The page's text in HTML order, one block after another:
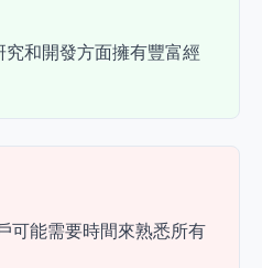
和開發方面擁有豐富經
可能需要時間來熟悉所有